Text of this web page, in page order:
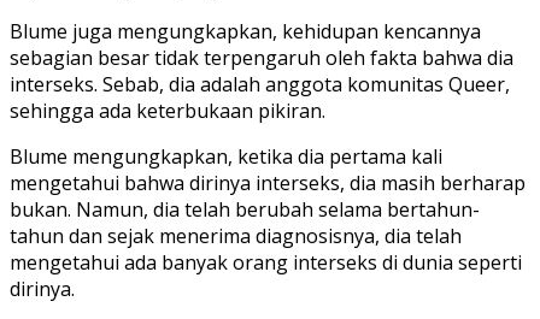
Blume juga mengungkapkan, kehidupan kencannya
sebagian besar tidak terpengaruh oleh fakta bahwa dia
interseks. Sebab, dia adalah anggota komunitas Queer,
sehingga ada keterbukaan pikiran.
Blume mengungkapkan, ketika dia pertama kali
mengetahui bahwa dirinya interseks, dia masih berharap
bukan. Namun, dia telah berubah selama bertahun-
tahun dan sejak menerima diagnosisnya, dia telah
mengetahui ada banyak orang interseks di dunia seperti
dirinya.